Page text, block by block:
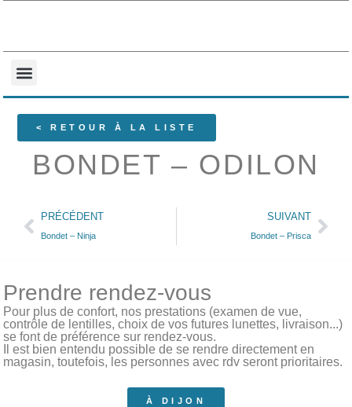
< RETOUR À LA LISTE
BONDET – ODILON
PRÉCÉDENT
Bondet – Ninja
SUIVANT
Bondet – Prisca
Prendre rendez-vous
Pour plus de confort, nos prestations (examen de vue,
contrôle de lentilles, choix de vos futures lunettes, livraison...)
se font de préférence sur rendez-vous.
Il est bien entendu possible de se rendre directement en
magasin, toutefois, les personnes avec rdv seront prioritaires.
À DIJON